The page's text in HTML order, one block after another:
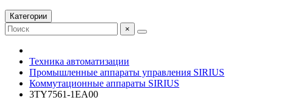
Категории
×
Техника автоматизации
Промышленные аппараты управления SIRIUS
Коммутационные аппараты SIRIUS
3TY7561-1EA00